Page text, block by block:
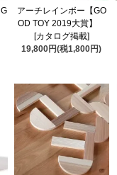
アーチレインボー【GO
OD TOY 2019大賞】
[カタログ掲載]
19,800円(税1,800円)